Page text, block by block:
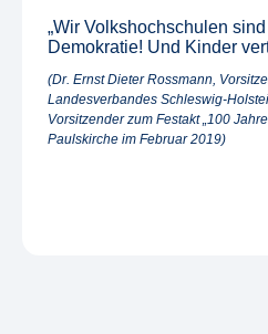
„Wir Volkshochschulen
Demokratie! Und Kinder
(Dr. Ernst Dieter Rossmann,
Landesverbandes Schleswig-
Vorsitzender zum Festakt „100
Paulskirche im Februar 2019)